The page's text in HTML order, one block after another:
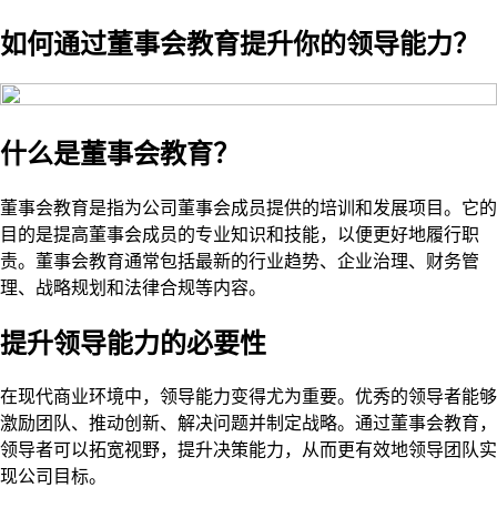
如何通过董事会教育提升你的领导能力？
什么是董事会教育？
董事会教育是指为公司董事会成员提供的培训和发展项目。它的
目的是提高董事会成员的专业知识和技能，以便更好地履行职
责。董事会教育通常包括最新的行业趋势、企业治理、财务管
理、战略规划和法律合规等内容。
提升领导能力的必要性
在现代商业环境中，领导能力变得尤为重要。优秀的领导者能够
激励团队、推动创新、解决问题并制定战略。通过董事会教育，
领导者可以拓宽视野，提升决策能力，从而更有效地领导团队实
现公司目标。